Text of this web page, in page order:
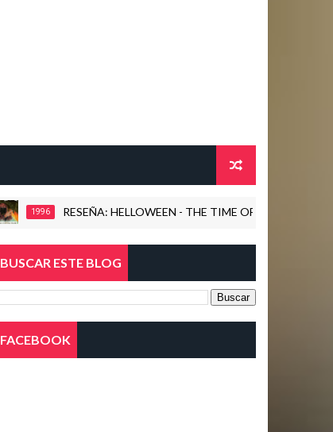
RESEÑA: HELLOWEEN - THE TIME OF THE OATH (1996)
BUSCAR ESTE BLOG
FACEBOOK